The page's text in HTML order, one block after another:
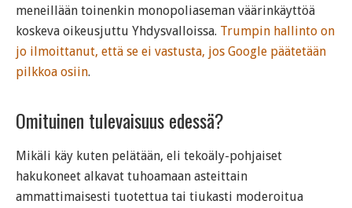
meneillään toinenkin monopoliaseman väärinkäyttöä
koskeva oikeusjuttu Yhdysvalloissa. Trumpin hallinto on
jo ilmoittanut, että se ei vastusta, jos Google päätetään
pilkkoa osiin.
Omituinen tulevaisuus edessä?
Mikäli käy kuten pelätään, eli tekoäly-pohjaiset
hakukoneet alkavat tuhoamaan asteittain
ammattimaisesti tuotettua tai tiukasti moderoitua